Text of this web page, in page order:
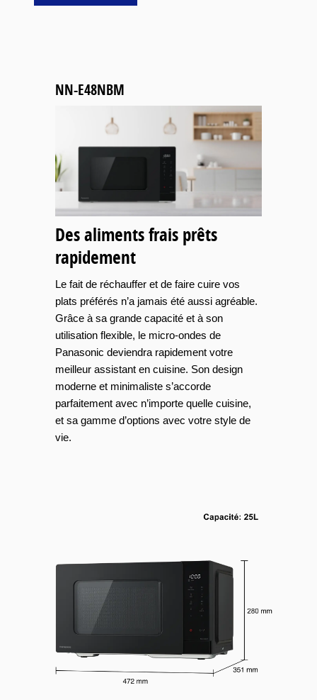
NN-E48NBM
Des aliments frais prêts
rapidement
Le fait de réchauffer et de faire cuire vos
plats préférés n’a jamais été aussi agréable.
Grâce à sa grande capacité et à son
utilisation flexible, le micro-ondes de
Panasonic deviendra rapidement votre
meilleur assistant en cuisine. Son design
moderne et minimaliste s’accorde
parfaitement avec n’importe quelle cuisine,
et sa gamme d’options avec votre style de
vie.